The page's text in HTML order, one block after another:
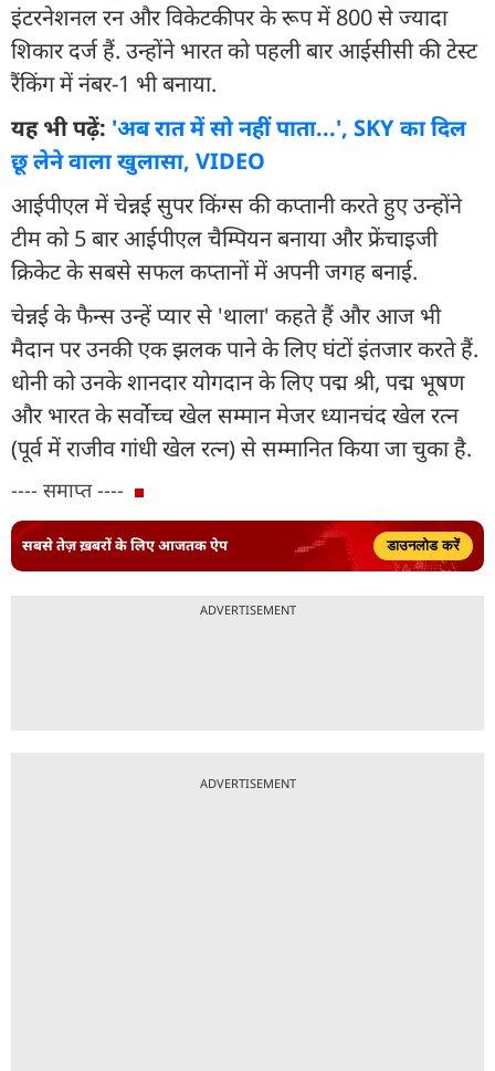
इंटरनेशनल रन और विकेटकीपर के रूप में 800 से ज्यादा
शिकार दर्ज हैं. उन्होंने भारत को पहली बार आईसीसी की टेस्ट
रैंकिंग में नंबर-1 भी बनाया.
यह भी पढ़ें: 'अब रात में सो नहीं पाता...', SKY का दिल
छू लेने वाला खुलासा, VIDEO
आईपीएल में चेन्नई सुपर किंग्स की कप्तानी करते हुए उन्होंने
टीम को 5 बार आईपीएल चैम्पियन बनाया और फ्रेंचाइजी
क्रिकेट के सबसे सफल कप्तानों में अपनी जगह बनाई.
चेन्नई के फैन्स उन्हें प्यार से 'थाला' कहते हैं और आज भी
मैदान पर उनकी एक झलक पाने के लिए घंटों इंतजार करते हैं.
धोनी को उनके शानदार योगदान के लिए पद्म श्री, पद्म भूषण
और भारत के सर्वोच्च खेल सम्मान मेजर ध्यानचंद खेल रत्न
(पूर्व में राजीव गांधी खेल रत्न) से सम्मानित किया जा चुका है.
---- समाप्त ----
सबसे तेज़ ख़बरों के लिए आजतक ऐप डाउनलोड करें
ADVERTISEMENT
ADVERTISEMENT